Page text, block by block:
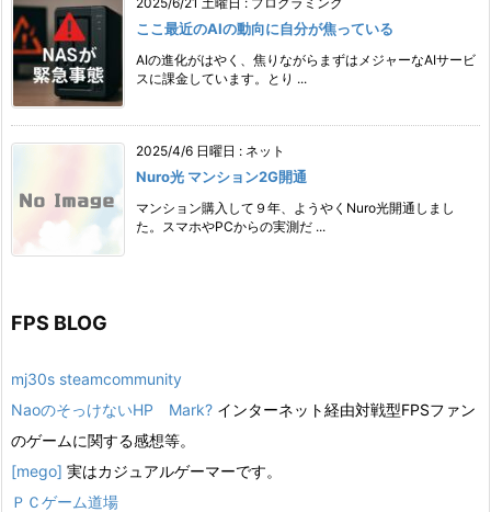
ここ最近のAIの動向に自分が焦っている
AIの進化がはやく、焦りながらまずはメジャーなAIサービ
スに課金しています。とり ...
2025/4/6 日曜日 : ネット
Nuro光 マンション2G開通
マンション購入して９年、ようやくNuro光開通しまし
た。スマホやPCからの実測だ ...
FPS BLOG
mj30s steamcommunity
NaoのそっけないHP Mark? インターネット経由対戦型FPSファン
のゲームに関する感想等。
[mego] 実はカジュアルゲーマーです。
ＰＣゲーム道場